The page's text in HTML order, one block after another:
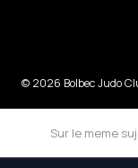
© 2026 Bolbec Judo
Sur le meme